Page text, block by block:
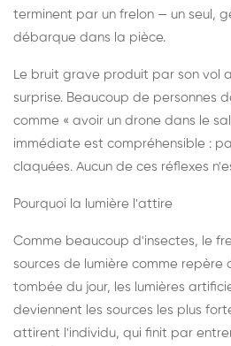
terminent par un frelon — un seul,
débarque dans la pièce.
Le bruit grave produit par son vol
surprise. Beaucoup de personnes
comme « avoir un drone dans le
immédiate est compréhensible :
claquées. Aucun de ces réflexes
Pourquoi la lumière l'attire
Comme beaucoup d'insectes, le
sources de lumière comme repère
tombée du jour, les lumières
deviennent les sources les plus
attirent l'individu, qui finit par